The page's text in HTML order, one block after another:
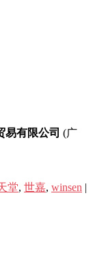
易有限公司 (广
堂, 世嘉, winsen |